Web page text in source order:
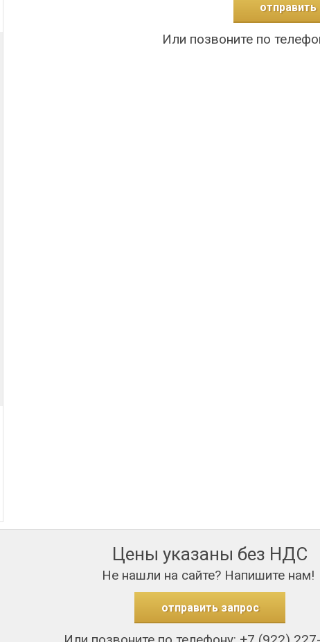
отправить
Или позвоните по
Цены указаны без НДС
Не нашли на сайте? Напишите нам!
отправить запрос